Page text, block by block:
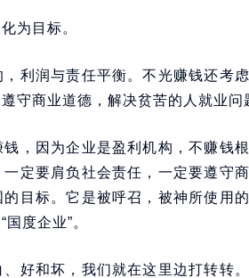
为目标。
，利润与责任平衡。不光赚钱还考
守商业道德，解决贫苦的人就业问
钱，因为企业是盈利机构，不赚钱
定要肩负社会责任，一定要遵守
目标。它是被呼召，被神所使用
度企业”。
好和坏，我们就在这里边打转转